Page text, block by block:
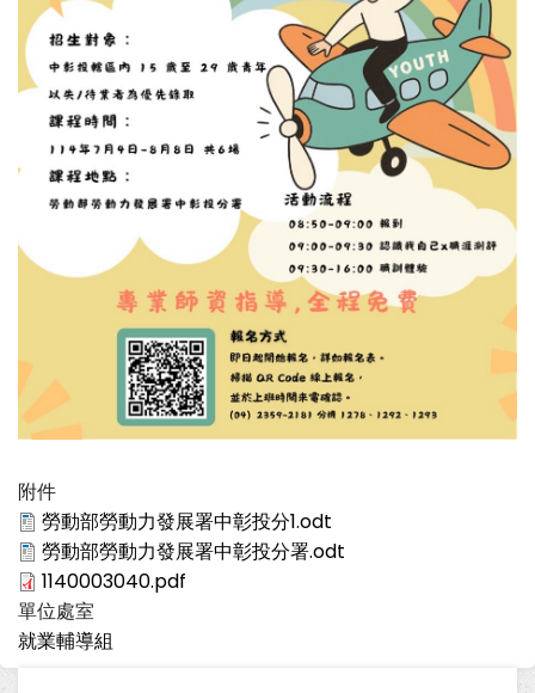
附件
勞動部勞動力發展署中彰投分1.odt
勞動部勞動力發展署中彰投分署.odt
1140003040.pdf
單位處室
就業輔導組